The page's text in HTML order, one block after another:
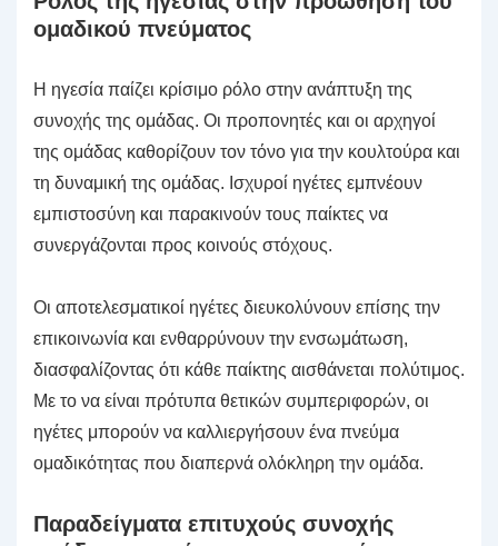
ομαδικού πνεύματος
Η ηγεσία παίζει κρίσιμο ρόλο στην ανάπτυξη της
συνοχής της ομάδας. Οι προπονητές και οι αρχηγοί
της ομάδας καθορίζουν τον τόνο για την κουλτούρα και
τη δυναμική της ομάδας. Ισχυροί ηγέτες εμπνέουν
εμπιστοσύνη και παρακινούν τους παίκτες να
συνεργάζονται προς κοινούς στόχους.
Οι αποτελεσματικοί ηγέτες διευκολύνουν επίσης την
επικοινωνία και ενθαρρύνουν την ενσωμάτωση,
διασφαλίζοντας ότι κάθε παίκτης αισθάνεται πολύτιμος.
Με το να είναι πρότυπα θετικών συμπεριφορών, οι
ηγέτες μπορούν να καλλιεργήσουν ένα πνεύμα
ομαδικότητας που διαπερνά ολόκληρη την ομάδα.
Παραδείγματα επιτυχούς συνοχής